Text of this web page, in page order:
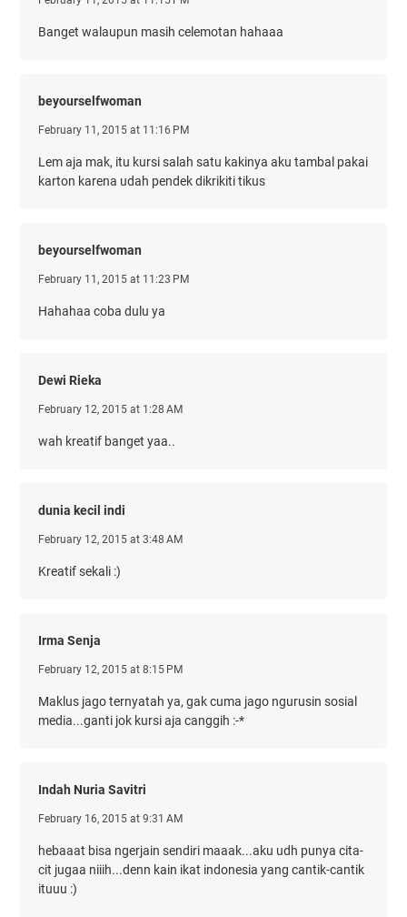
Banget walaupun masih celemotan hahaaa
beyourselfwoman
February 11, 2015 at 11:16 PM
Lem aja mak, itu kursi salah satu kakinya aku tambal pakai
karton karena udah pendek dikrikiti tikus
beyourselfwoman
February 11, 2015 at 11:23 PM
Hahahaa coba dulu ya
Dewi Rieka
February 12, 2015 at 1:28 AM
wah kreatif banget yaa..
dunia kecil indi
February 12, 2015 at 3:48 AM
Kreatif sekali :)
Irma Senja
February 12, 2015 at 8:15 PM
Maklus jago ternyatah ya, gak cuma jago ngurusin sosial
media...ganti jok kursi aja canggih :-*
Indah Nuria Savitri
February 16, 2015 at 9:31 AM
hebaaat bisa ngerjain sendiri maaak...aku udh punya cita-
cit jugaa niiih...denn kain ikat indonesia yang cantik-cantik
ituuu :)